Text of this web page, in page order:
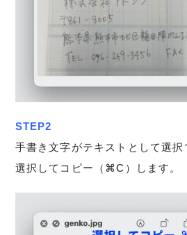
STEP2
手書き文字がテキストとして選択
選択してコピー（⌘C）します。